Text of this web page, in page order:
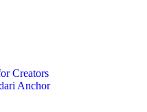
Creators
Anchor